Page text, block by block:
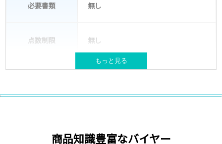
必要書類 無し
点数制限 無し
宅配キット(バッグ)が必要な場合は送
北海道、本州、四国、九州
もっと見る
商品知識豊富なバイヤー